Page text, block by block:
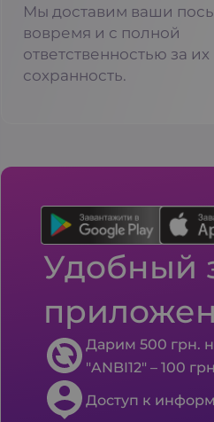
Мы доставим ваши
вовремя и с полной
ответственностью за их
сохранность.
Удобный
Дарим 500 грн.
"ANBI12" – 100
Доступ к